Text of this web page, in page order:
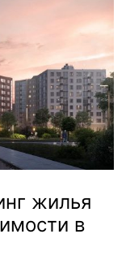
жилья
в